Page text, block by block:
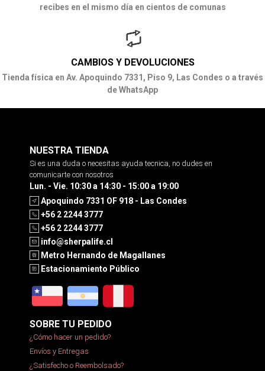
recibes en el mismo día en cientos de comunas
CAMBIOS Y DEVOLUCIONES
Tienda física en Av. Apoquindo 7331, Piso 9, Las Condes o a través
de WhatsApp
NUESTRA TIENDA
Si es una duda o necesitas ayuda tecnica, no dudes en
comunicarte con nosotros
Lun. - Vie. 10:30 a 14:30 - 15:00 a 19:00
Apoquindo 7331 OF 918 - Las Condes
+56 2 2244 3777
+56 2 2244 3777
info@sherpalife.cl
Metro Hernando de Magallanes
Estacionamiento Público
SOBRE TU PEDIDO
¿Cómo hacer un pedido?
Envíos y Entregas
¿Satisfecho o Reembolsado?